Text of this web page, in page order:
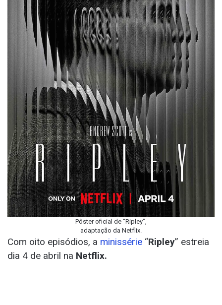
Pôster oficial de “Ripley”,
adaptação da Netflix.
Com oito episódios, a minissérie “Ripley” estreia
dia 4 de abril na Netflix.